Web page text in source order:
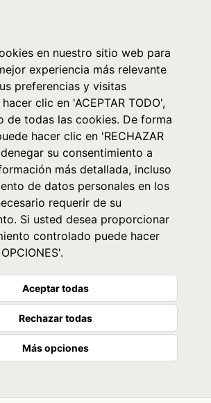
en nuestro sitio web para
experiencia más relevante
preferencias y visitas
clic en 'ACEPTAR TODO',
de todas las cookies. De forma
hacer clic en 'RECHAZAR
su consentimiento a
más detallada, incluso
de datos personales en los
requerir de su
Si usted desea proporcionar
controlado puede hacer
Aceptar todas
Rechazar todas
Más opciones